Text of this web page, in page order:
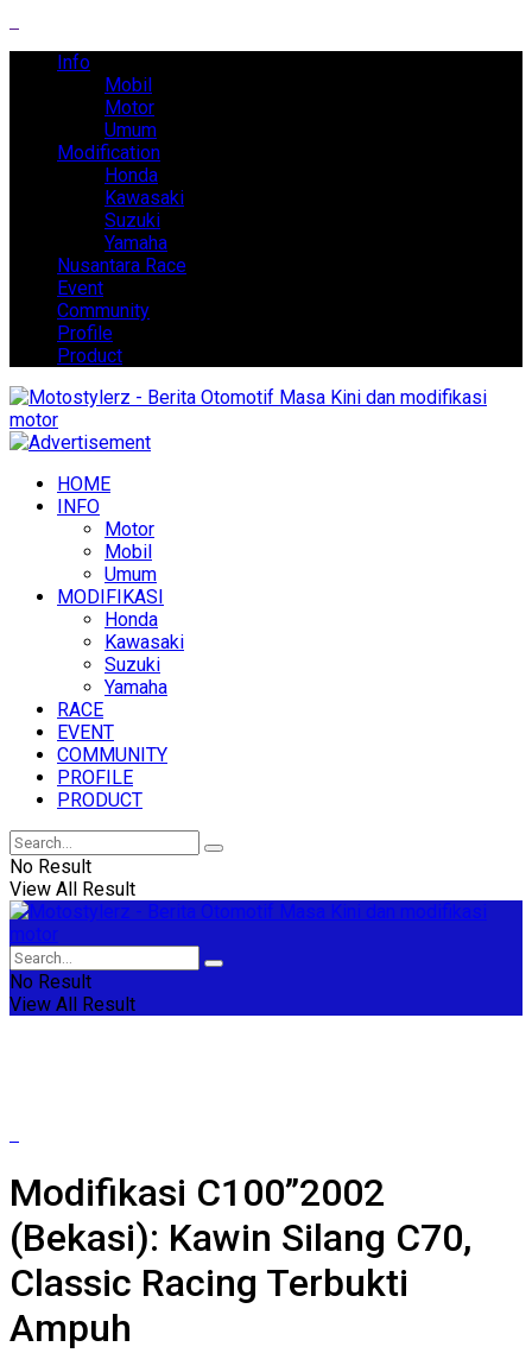
Info
Mobil
Motor
Umum
Modification
Honda
Kawasaki
Suzuki
Yamaha
Nusantara Race
Event
Community
Profile
Product
HOME
INFO
Motor
Mobil
Umum
MODIFIKASI
Honda
Kawasaki
Suzuki
Yamaha
RACE
EVENT
COMMUNITY
PROFILE
PRODUCT
No Result
View All Result
No Result
View All Result
Modifikasi C100”2002
(Bekasi): Kawin Silang C70,
Classic Racing Terbukti
Ampuh